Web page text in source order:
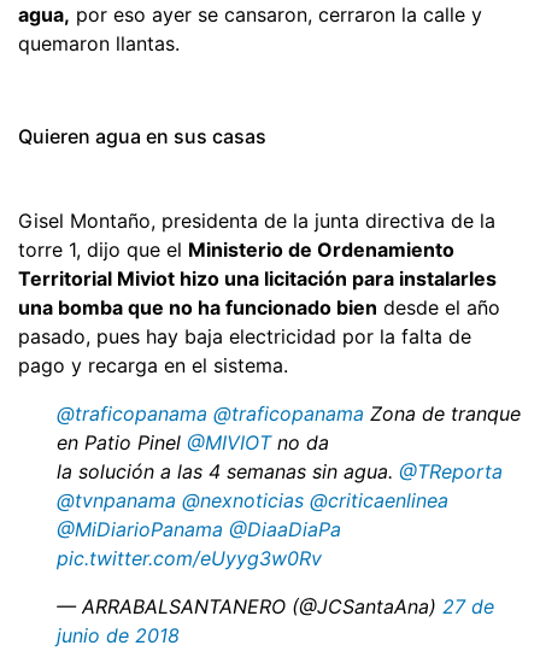
agua, por eso ayer se cansaron, cerraron la calle y
quemaron llantas.
Quieren agua en sus casas
Gisel Montaño, presidenta de la junta directiva de la
torre 1, dijo que el Ministerio de Ordenamiento
Territorial Miviot hizo una licitación para instalarles
una bomba que no ha funcionado bien desde el año
pasado, pues hay baja electricidad por la falta de
pago y recarga en el sistema.
@traficopanama @traficopanama Zona de tranque
en Patio Pinel @MIVIOTno da
la solución a las 4 semanas sin agua. @TReporta
@tvnpanama @nexnoticias @criticaenlinea
@MiDiarioPanama @DiaaDiaPa
pic.twitter.com/eUyyg3w0Rv
— ARRABALSANTANERO (@JCSantaAna) 27 de
junio de 2018